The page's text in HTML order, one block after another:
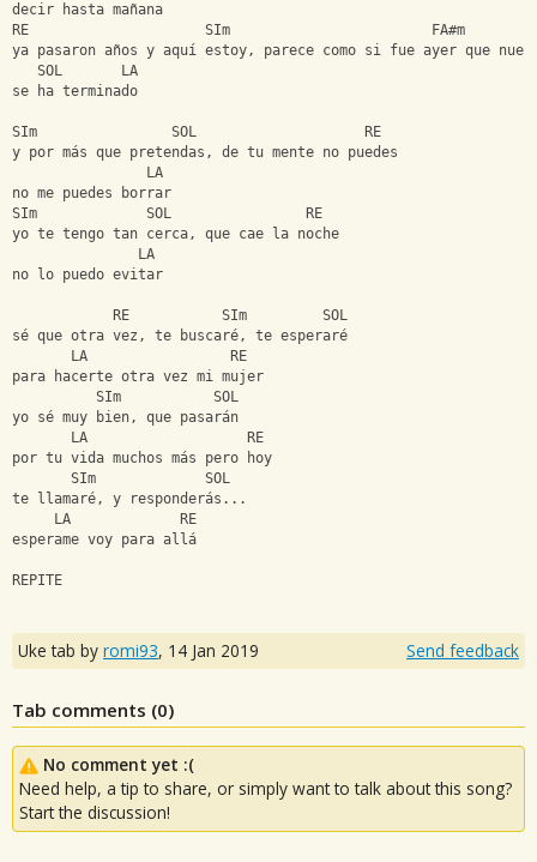
decir hasta mañana
RE                     SIm                        FA#m
ya pasaron años y aquí estoy, parece como si fue ayer que
   SOL       LA
se ha terminado
SIm                SOL                    RE
y por más que pretendas, de tu mente no puedes
                LA
no me puedes borrar
SIm             SOL                RE
yo te tengo tan cerca, que cae la noche
               LA
no lo puedo evitar
            RE           SIm         SOL
sé que otra vez, te buscaré, te esperaré
       LA                 RE
para hacerte otra vez mi mujer
          SIm           SOL
yo sé muy bien, que pasarán
       LA                   RE
por tu vida muchos más pero hoy
       SIm             SOL
te llamaré, y responderás...
     LA             RE
esperame voy para allá
REPITE
Uke tab by romi93, 14 Jan 2019 Send feedback
Tab comments (0)
No comment yet :(
Need help, a tip to share, or simply want to talk about this song?
Start the discussion!